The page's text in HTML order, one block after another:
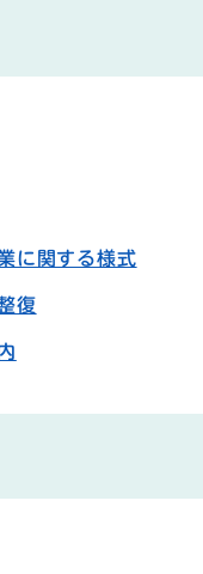
に関する様式
復